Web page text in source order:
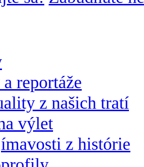
reportáže
z našich tratí
výlet
z histórie